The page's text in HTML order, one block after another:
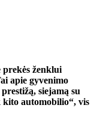
prekės ženklui
apie gyvenimo
siejamą su
automobilio“, vis